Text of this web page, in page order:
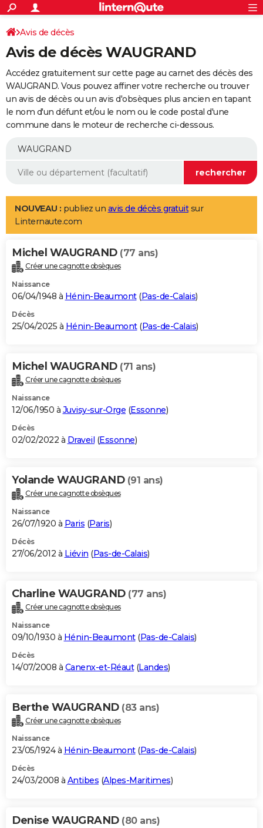
ACTUALITÉS
Politique
Société
Faits Divers
Education
Monde
Villes
+
SPORT
Coupe du monde 2026
Football
Tennis
Cyclisme
Rugby
Forum
Programme TV
TNT
Streaming
Cinéma
Sorties cinéma
Musique
+
FINANCE
Impôts
Immobilier
Risques naturels par ville
Banque
Assurance
Crédit
AUTO
Essais
Réserver un essai
Citadines
Berlines
SUV
Forum auto
+
Mobiles
Meilleur smartphone
Internet
Ordinateurs
Jeux vidéo
Guide high-tech
Aménagement intérieur
LIFESTYLE
Art de vivre
Bien-être
Loisirs
Mode
Modes de vie
Alimentation
Guide de la santé
Maladies
Médicaments
Sommeil
VOYAGE
Destinations
City break
Voyage nature
Voyage de noces
Forum
Climat
+PHOTO
GUIDES D'ACHAT
BONS PLANS
Carte de Noël
Carte Bonne année
Carte Saint-Valentin
Carte Pâques
Carte d'anniversaire
DICTIONNAIRE
Dictionnaire
Biographies
Citations
Expressions
Proverbes
PROGRAMME TV
S'inscrire
Se connecter
Lycées
Collèges
Primaires
Universités
Entreprises
Service militaire
Avis de recherche
AVIS DE DÉCÈS
Bricolage
Lifestyle
Culture
Sport
Auto
Television
Voyage
Cinema
Avis de décès
Avis de décès WAUGRAND
Accédez gratuitement sur cette page au carnet des décès des
WAUGRAND. Vous pouvez affiner votre recherche ou trouver
un avis de décès ou un avis d'obsèques plus ancien en tapant
le nom d'un défunt et/ou le nom ou le code postal d'une
commune dans le moteur de recherche ci-dessous.
NOUVEAU : publiez un avis de décès gratuitsur
Linternaute.com
Michel WAUGRAND (77 ans)
Créer une cagnotte obsèques
Naissance
06/04/1948 à Hénin-Beaumont(Pas-de-Calais)
Décès
25/04/2025 à Hénin-Beaumont(Pas-de-Calais)
Michel WAUGRAND (71 ans)
Créer une cagnotte obsèques
Naissance
12/06/1950 à Juvisy-sur-Orge (Essonne)
Décès
02/02/2022 à Draveil (Essonne)
Yolande WAUGRAND (91 ans)
Créer une cagnotte obsèques
Naissance
26/07/1920 à Paris (Paris)
Décès
27/06/2012 à Liévin (Pas-de-Calais)
Charline WAUGRAND (77 ans)
Créer une cagnotte obsèques
Naissance
09/10/1930 à Hénin-Beaumont(Pas-de-Calais)
Décès
14/07/2008 à Canenx-et-Réaut(Landes)
Berthe WAUGRAND (83 ans)
Créer une cagnotte obsèques
Naissance
23/05/1924 à Hénin-Beaumont(Pas-de-Calais)
Décès
24/03/2008 à Antibes (Alpes-Maritimes)
Denise WAUGRAND (80 ans)